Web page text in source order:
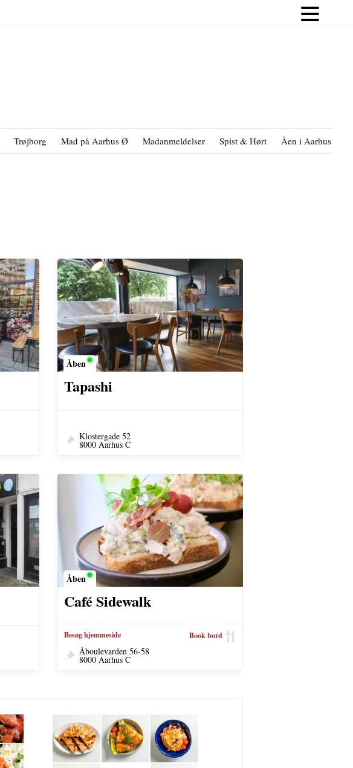
Trøjborg Mad på Aarhus Ø Madanmeldelser Spist & Hørt Åen i Aarhus
Åben
Tapashi
Klostergade 52
8000 Aarhus C
Åben
Café Sidewalk
Besøg hjemmeside Book bord
Åboulevarden 56-58
8000 Aarhus C